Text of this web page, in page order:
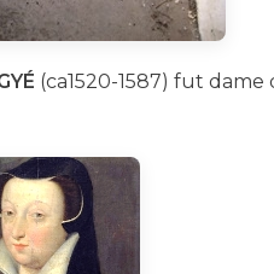
(ca1520-1587) fut dame